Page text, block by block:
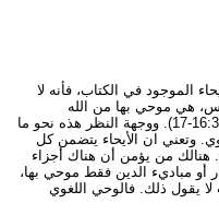
الموجود في الكتاب، فأنه لا
هي موحي بها من الله
(كورنثوس الأولي 12:2-13 وتيموثاوس الثانية 16:3-17). ووجهة النظر هذه نحو ما
وتعني ان الأيحاء يتضمن كل
من يؤمن أن هناك أجزاء
أو مباديء الدين فقط موحي بها،
يقول ذلك. فالوحي اللغوي